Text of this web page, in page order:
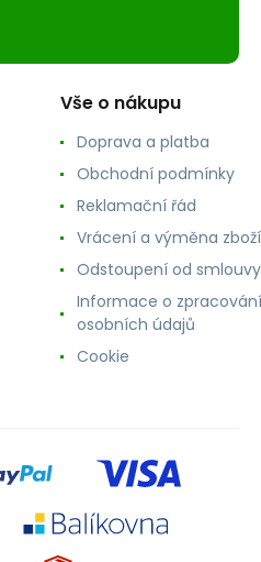
Vše o nákupu
Doprava a platba
Obchodní podmínky
Reklamační řád
Vrácení a výměna zboží
Odstoupení od smlouvy
Informace o zpracování
osobních údajů
Cookie